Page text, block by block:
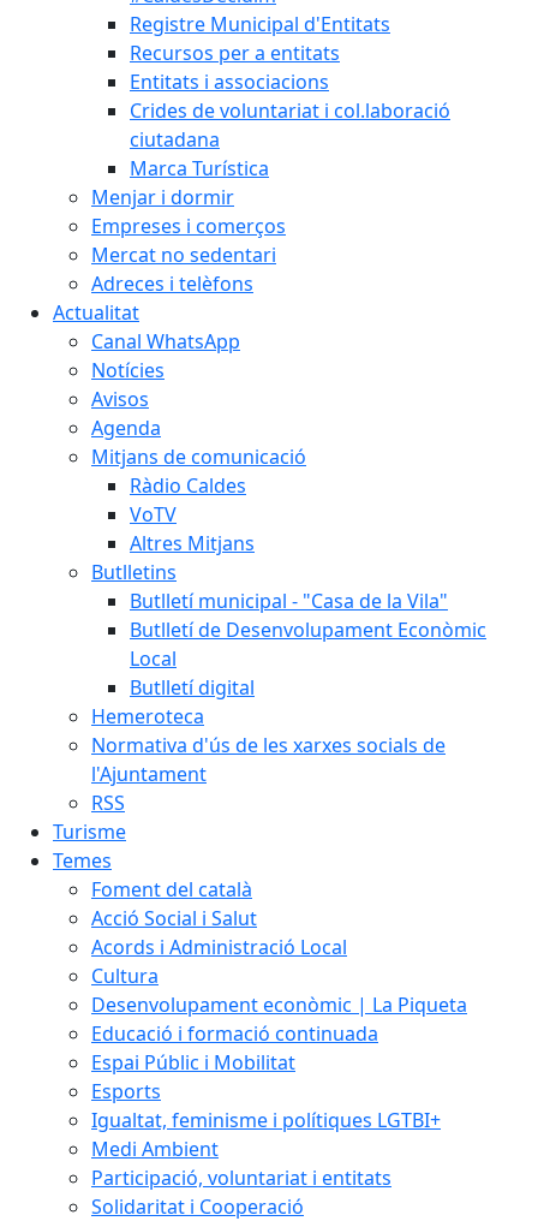
Registre Municipal d'Entitats
Recursos per a entitats
Entitats i associacions
Crides de voluntariat i col.laboració
ciutadana
Marca Turística
Menjar i dormir
Empreses i comerços
Mercat no sedentari
Adreces i telèfons
Actualitat
Canal WhatsApp
Notícies
Avisos
Agenda
Mitjans de comunicació
Ràdio Caldes
VoTV
Altres Mitjans
Butlletins
Butlletí municipal - "Casa de la Vila"
Butlletí de Desenvolupament Econòmic
Local
Butlletí digital
Hemeroteca
Normativa d'ús de les xarxes socials de
l'Ajuntament
RSS
Turisme
Temes
Foment del català
Acció Social i Salut
Acords i Administració Local
Cultura
Desenvolupament econòmic | La Piqueta
Educació i formació continuada
Espai Públic i Mobilitat
Esports
Igualtat, feminisme i polítiques LGTBI+
Medi Ambient
Participació, voluntariat i entitats
Solidaritat i Cooperació